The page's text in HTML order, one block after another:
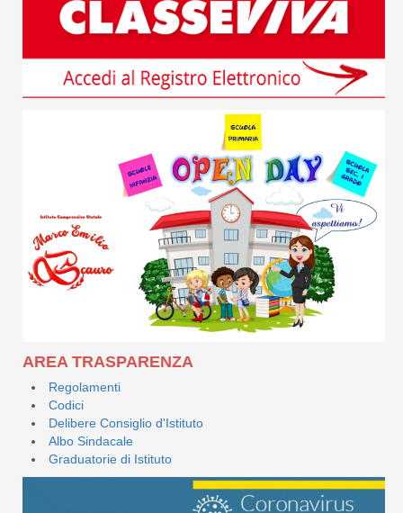
AREA TRASPARENZA
Regolamenti
Codici
Delibere Consiglio d'Istituto
Albo Sindacale
Graduatorie di Istituto